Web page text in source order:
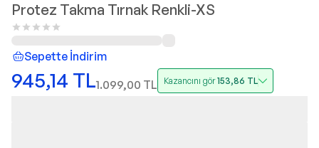
Protez Takma Tırnak Renkli-XS
Sepette İndirim
945,14 TL1.099,00 TL Kazancını gör153,86 TL